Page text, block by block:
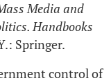
Media and
Handbooks
Springer.
control of